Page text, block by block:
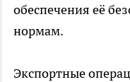
обеспечения её
нормам.
Экспортные